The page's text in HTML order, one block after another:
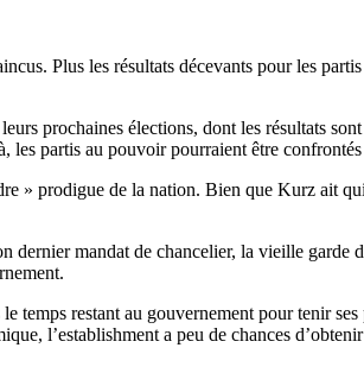
Plus les résultats décevants pour les
prochaines élections, dont les résultats
les partis au pouvoir pourraient être
» prodigue de la nation. Bien que Kurz ait
dernier mandat de chancelier, la vieille
temps restant au gouvernement pour tenir
l’establishment a peu de chances